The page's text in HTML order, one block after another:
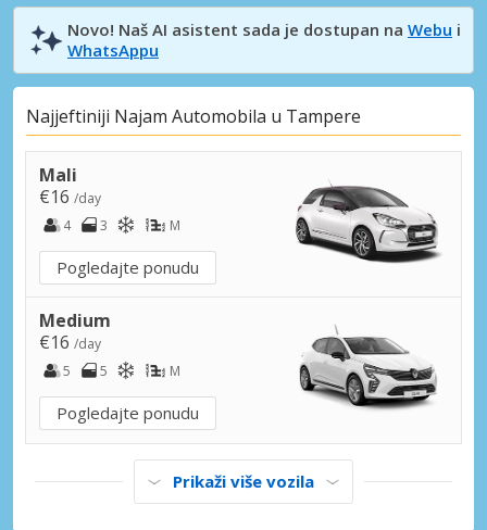
Novo! Naš AI asistent sada je dostupan na Webu i
WhatsAppu
Najjeftiniji Najam Automobila u Tampere
Mali
€16 /day
4
3 M
Pogledajte ponudu
Medium
€16 /day
5
5 M
Pogledajte ponudu
Prikaži više vozila